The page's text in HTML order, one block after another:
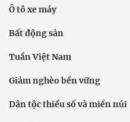
Ô tô xe máy
Bất động sản
Tuần Việt Nam
Giảm nghèo bền vững
Dân tộc thiểu số và miền núi